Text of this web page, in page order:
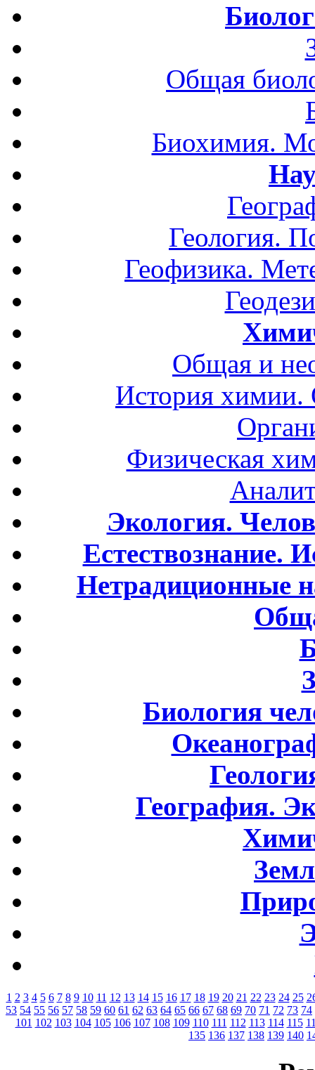
Общая
Биохимия.
Геология.
Геофизика.
Общая и
История
Физическая
Экология.
Естествознание.
Нетрадиционные
Биология
География.
1 2 3 4 5 6 7 8 9 10 11 12 13 14 15 16 17 18 19 20 21 22 23 24 25
53 54 55 56 57 58 59 60 61 62 63 64 65 66 67 68 69 70 71 72 73 74
101 102 103 104 105 106 107 108 109 110 111 112 113 114 115
135 136 137 138 139 140